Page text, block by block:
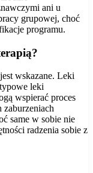
ani u
grupowej, choć
programu.
wskazane. Leki
leki
wspierać proces
zaburzeniach
same w sobie nie
radzenia sobie z